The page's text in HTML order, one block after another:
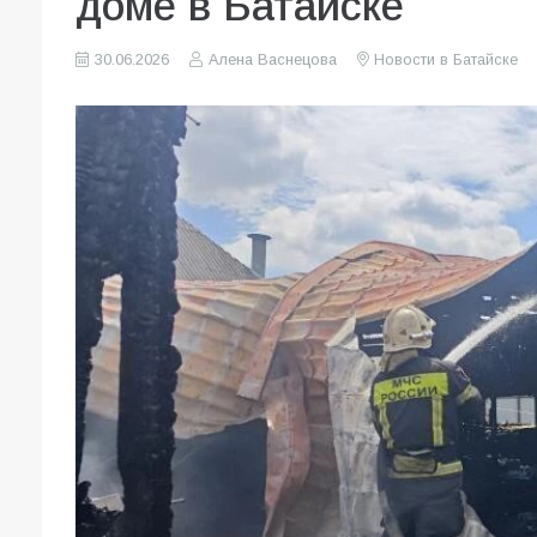
30.06.2026 Алена Васнецова Новости в Батайске